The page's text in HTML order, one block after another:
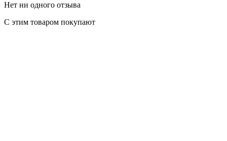
Нет ни одного отзыва
С этим товаром покупают